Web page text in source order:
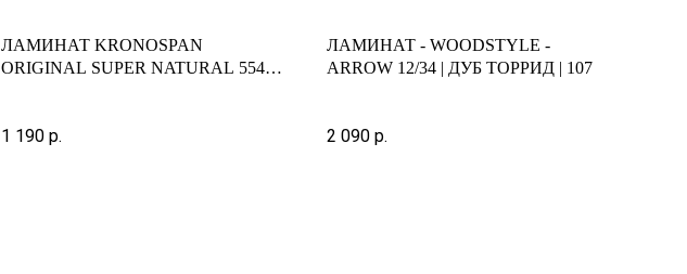
ЛАМИНАТ KRONOSPAN
ORIGINAL SUPER NATURAL 5541
1 190 р.
ЛАМИНАТ - WOODSTYLE -
ARROW 12/34 | ДУБ ТОРРИД | 107
2 090 р.